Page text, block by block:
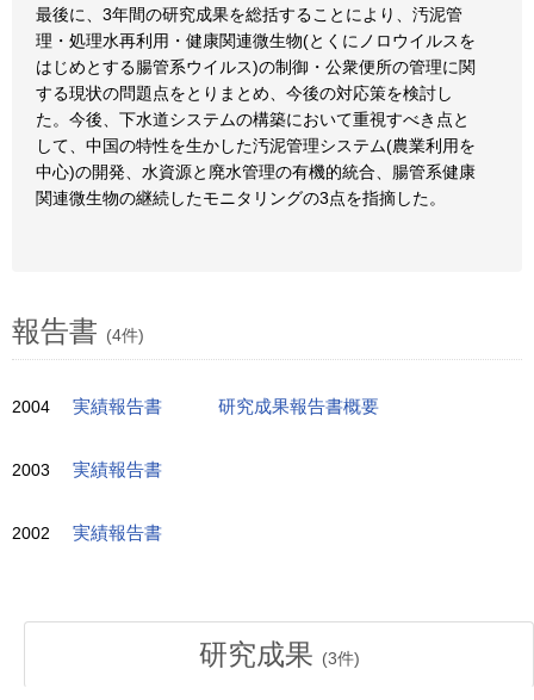
最後に、3年間の研究成果を総括することにより、汚泥管
理・処理水再利用・健康関連微生物(とくにノロウイルスを
はじめとする腸管系ウイルス)の制御・公衆便所の管理に関
する現状の問題点をとりまとめ、今後の対応策を検討し
た。今後、下水道システムの構築において重視すべき点と
して、中国の特性を生かした汚泥管理システム(農業利用を
中心)の開発、水資源と廃水管理の有機的統合、腸管系健康
関連微生物の継続したモニタリングの3点を指摘した。
報告書 (4件)
2004 実績報告書 研究成果報告書概要
2003 実績報告書
2002 実績報告書
研究成果 (3件)